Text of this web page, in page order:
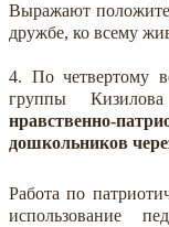
Выражают
дружбе, ко всему
4. По четвертому
группы
нравственно-
дошкольников
Работа по
использование